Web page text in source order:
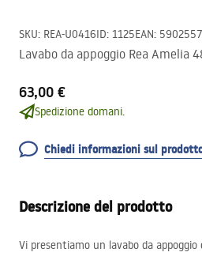
SKU: REA-U0416ID: 1125EAN:
Lavabo da appoggio Rea Amelia
63,00 €
Spedizione domani.
Chiedi informazioni sul
Descrizione del prodotto
Vi presentiamo un lavabo da